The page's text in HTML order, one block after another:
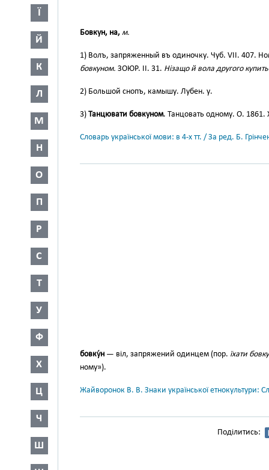
Ї
Й
К
Л
М
Н
О
П
Р
С
Т
У
Ф
Х
Ц
Ч
Ш
Бовкун, на, м.
1) Волъ, запряженный въ одиночку. Чуб. VII. 407.
бовкуном. ЗОЮР. II. 31. Нізащо й вола другого
2) Большой снопъ, камышу. Лубен. у.
3) Танцювати бовкуном. Танцовать одному. О. 1861.
Словарь української мови: в 4-х тт. / За ред. Б.
бовку́н — віл, запряжений один­цем (пор. їхати
ному»).
Жайворонок В. В. Знаки української етнокультури:
Поділитись: